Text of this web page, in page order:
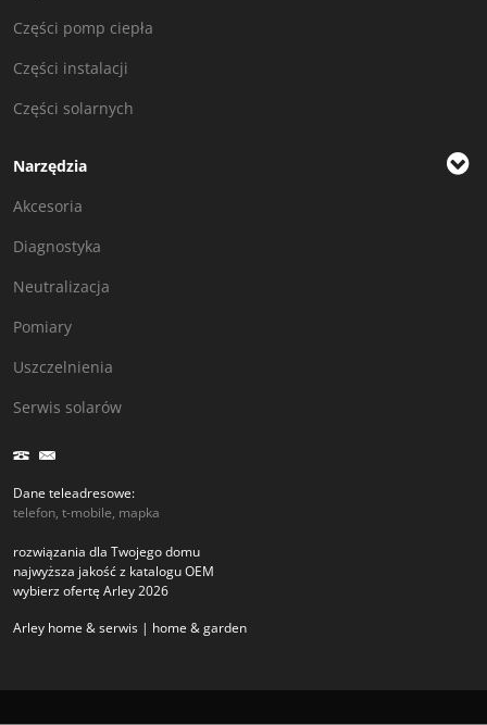
Części pomp ciepła
Części instalacji
Części solarnych
Narzędzia
Akcesoria
Diagnostyka
Neutralizacja
Pomiary
Uszczelnienia
Serwis solarów
Dane teleadresowe:
telefon, t-mobile, mapka
rozwiązania dla Twojego domu
najwyższa jakość z katalogu OEM
wybierz ofertę Arley 2026
Arley home & serwis | home & garden